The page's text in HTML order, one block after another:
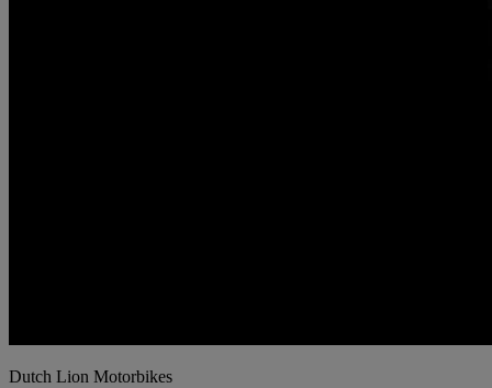
Dutch Lion Motorbikes